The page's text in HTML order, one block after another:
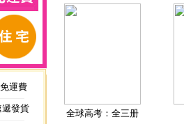
運費
遞發貨 全球高考：全三册